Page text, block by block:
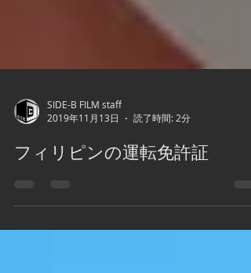
SIDE-B FILM staff
2019年11月13日
読了時間: 2分